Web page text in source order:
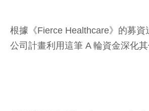
根據《Fierce Healthcare》的募
公司計畫利用這筆 A 輪資金深化